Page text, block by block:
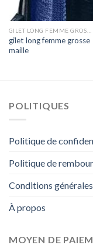
gilet long femme grosse
maille
POLITIQUES
Politique de
Politique de
Conditions générales
À propos
MOYEN DE